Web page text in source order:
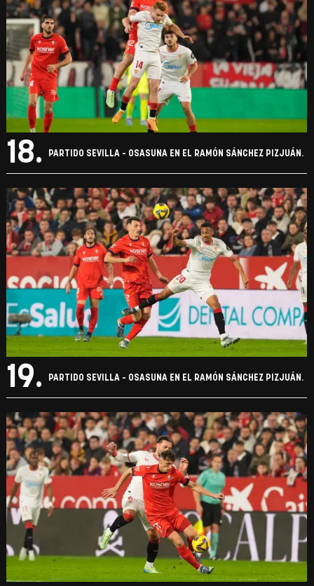
18. PARTIDO SEVILLA - OSASUNA EN EL RAMÓN SÁNCHEZ PIZJUÁN.
19. PARTIDO SEVILLA - OSASUNA EN EL RAMÓN SÁNCHEZ PIZJUÁN.